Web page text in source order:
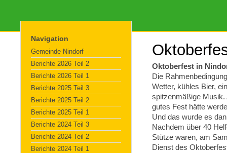
Navigation
Gemeinde Nindorf
Berichte 2026 Teil 2
Berichte 2026 Teil 1
Berichte 2025 Teil 3
Berichte 2025 Teil 2
Berichte 2025 Teil 1
Berichte 2024 Teil 3
Berichte 2024 Teil 2
Berichte 2024 Teil 1
Oktoberfest in
Die
Wetter, kühles Bier,
spitzenmäßige Musik.
gutes Fest hätte
Und das wurde es
Nachdem über 40
Stütze waren, am
Dienst des